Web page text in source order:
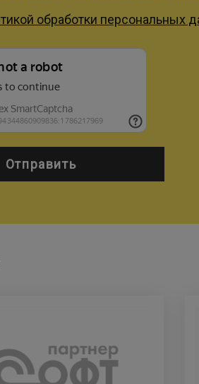
обработки персональных
Отправить